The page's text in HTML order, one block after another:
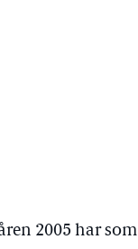
2005 har som